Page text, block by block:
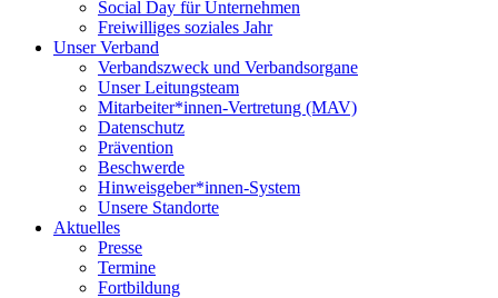
Social Day für Unternehmen
Freiwilliges soziales Jahr
Unser Verband
Verbandszweck und Verbandsorgane
Unser Leitungsteam
Mitarbeiter*innen-Vertretung (MAV)
Datenschutz
Prävention
Beschwerde
Hinweisgeber*innen-System
Unsere Standorte
Aktuelles
Presse
Termine
Fortbildung